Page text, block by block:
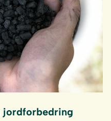
jordforbedring